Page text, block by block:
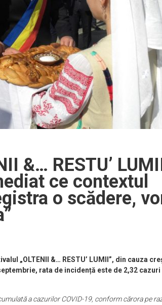
&… RESTU’
ce contextul
o scădere,
„OLTENII &… RESTU’ LUMII”, din cauza
rata de incidență este de 2,32
a cazurilor COVID-19, conform cărora pe